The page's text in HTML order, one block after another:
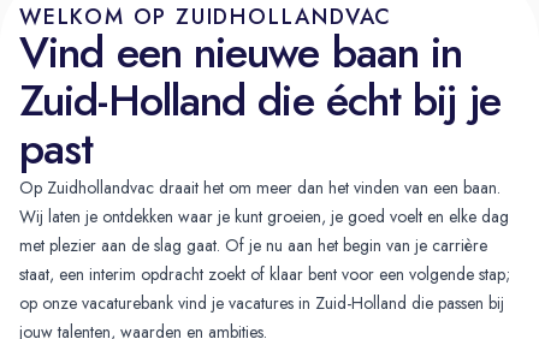
WELKOM OP ZUIDHOLLANDVAC
Vind een nieuwe baan in
Zuid-Holland die écht bij je
past
Op Zuidhollandvac draait het om meer dan het vinden van een baan.
Wij laten je ontdekken waar je kunt groeien, je goed voelt en elke dag
met plezier aan de slag gaat. Of je nu aan het begin van je carrière
staat, een interim opdracht zoekt of klaar bent voor een volgende stap;
op onze vacaturebank vind je vacatures in Zuid-Holland die passen bij
jouw talenten, waarden en ambities.